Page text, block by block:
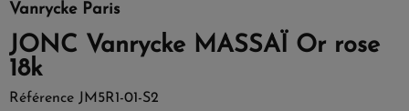
Vanrycke Paris
JONC Vanrycke MASSAÏ Or rose
18k
Référence JM5R1-01-S2